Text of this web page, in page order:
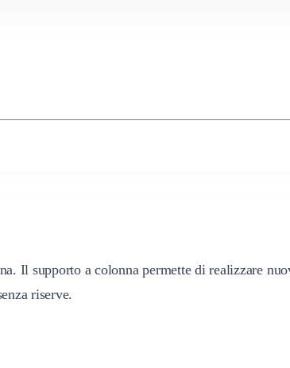
Il supporto a colonna permette di realizzare
riserve.